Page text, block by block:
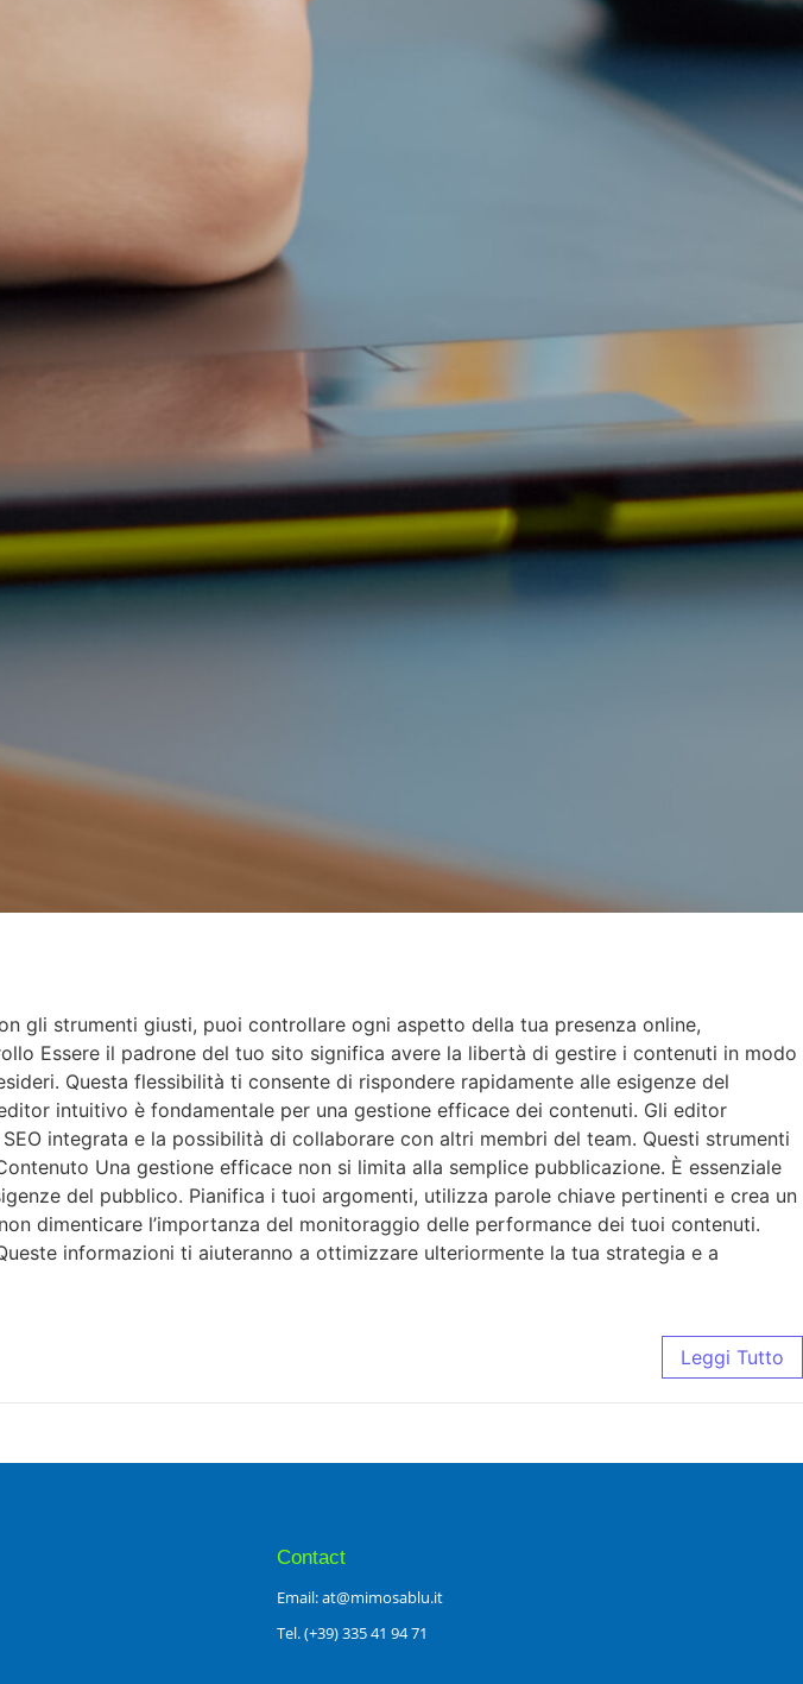
gli strumenti giusti, puoi controllare ogni aspetto della tua presenza online,
Essere il padrone del tuo sito significa avere la libertà di gestire i contenuti in modo
Questa flessibilità ti consente di rispondere rapidamente alle esigenze del
intuitivo è fondamentale per una gestione efficace dei contenuti. Gli editor
integrata e la possibilità di collaborare con altri membri del team. Questi strumenti
Una gestione efficace non si limita alla semplice pubblicazione. È essenziale
del pubblico. Pianifica i tuoi argomenti, utilizza parole chiave pertinenti e crea un
dimenticare l’importanza del monitoraggio delle performance dei tuoi contenuti.
informazioni ti aiuteranno a ottimizzare ulteriormente la tua strategia e a
Leggi Tutto
Contact
Email: at@mimosablu.it
Tel. (+39) 335 41 94 71